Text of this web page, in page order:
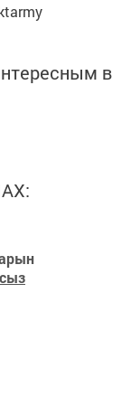
в